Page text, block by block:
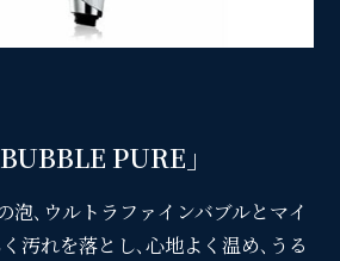
PURE」
泡､ウルトラファインバブルとマイ
汚れを落とし､心地よく温め､うる